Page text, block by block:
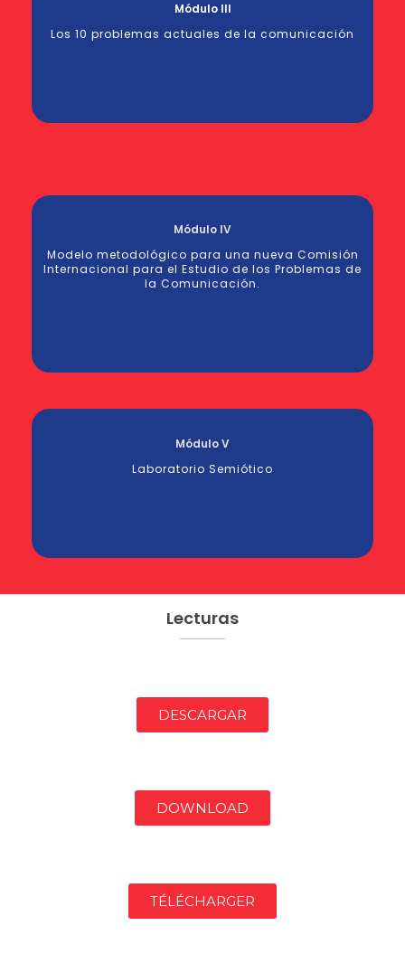
Módulo III
Los 10 problemas actuales de la comunicación
Módulo IV
Modelo metodológico para una nueva Comisión
Internacional para el Estudio de los Problemas de
la Comunicación.
Módulo V
Laboratorio Semiótico
Lecturas
DESCARGAR
DOWNLOAD
TÉLÉCHARGER